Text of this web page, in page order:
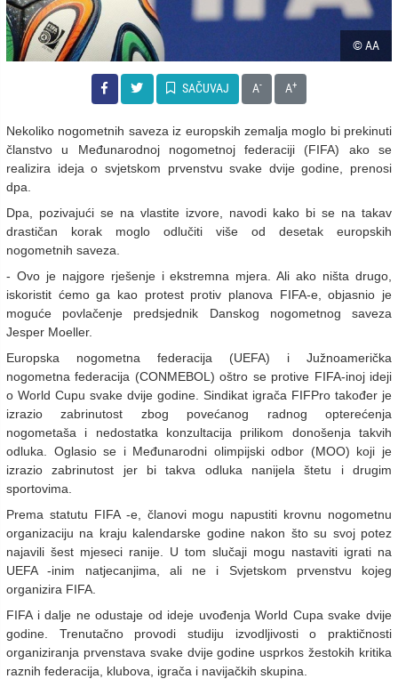
© AA
SAČUVAJ A- A+
Nekoliko nogometnih saveza iz europskih zemalja moglo bi prekinuti
članstvo u Međunarodnoj nogometnoj federaciji (FIFA) ako se
realizira ideja o svjetskom prvenstvu svake dvije godine, prenosi
dpa.
Dpa, pozivajući se na vlastite izvore, navodi kako bi se na takav
drastičan korak moglo odlučiti više od desetak europskih
nogometnih saveza.
- Ovo je najgore rješenje i ekstremna mjera. Ali ako ništa drugo,
iskoristit ćemo ga kao protest protiv planova FIFA-e, objasnio je
moguće povlačenje predsjednik Danskog nogometnog saveza
Jesper Moeller.
Europska nogometna federacija (UEFA) i Južnoamerička
nogometna federacija (CONMEBOL) oštro se protive FIFA-inoj ideji
o World Cupu svake dvije godine. Sindikat igrača FIFPro također je
izrazio zabrinutost zbog povećanog radnog opterećenja
nogometaša i nedostatka konzultacija prilikom donošenja takvih
odluka. Oglasio se i Međunarodni olimpijski odbor (MOO) koji je
izrazio zabrinutost jer bi takva odluka nanijela štetu i drugim
sportovima.
Prema statutu FIFA -e, članovi mogu napustiti krovnu nogometnu
organizaciju na kraju kalendarske godine nakon što su svoj potez
najavili šest mjeseci ranije. U tom slučaji mogu nastaviti igrati na
UEFA -inim natjecanjima, ali ne i Svjetskom prvenstvu kojeg
organizira FIFA.
FIFA i dalje ne odustaje od ideje uvođenja World Cupa svake dvije
godine. Trenutačno provodi studiju izvodljivosti o praktičnosti
organiziranja prvenstava svake dvije godine usprkos žestokih kritika
raznih federacija, klubova, igrača i navijačkih skupina.